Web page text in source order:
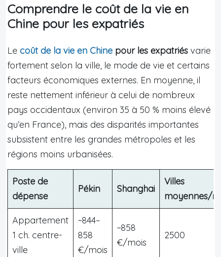
Comprendre le coût de la vie en
Chine pour les expatriés
Le coût de la vie en Chine pour les expatriés varie
fortement selon la ville, le mode de vie et certains
facteurs économiques externes. En moyenne, il
reste nettement inférieur à celui de nombreux
pays occidentaux (environ 35 à 50 % moins élevé
qu’en France), mais des disparités importantes
subsistent entre les grandes métropoles et les
régions moins urbanisées.
Poste de
dépense
Pékin Shanghai
Villes
moyennes/
Appartement
1 ch. centre-
ville
~844–
858
€/mois
~858
€/mois
2500